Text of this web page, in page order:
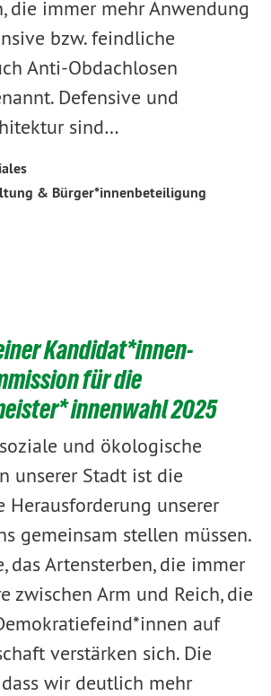
die immer mehr Anwendung
bzw. feindliche
Anti-Obdachlosen
Defensive und
sind…
& Bürger*innenbeteiligung
Kandidat*innen-
für die
innenwahl 2025
und ökologische
unserer Stadt ist die
Herausforderung unserer
gemeinsam stellen müssen.
das Artensterben, die immer
zwischen Arm und Reich, die
auf
verstärken sich. Die
wir deutlich mehr